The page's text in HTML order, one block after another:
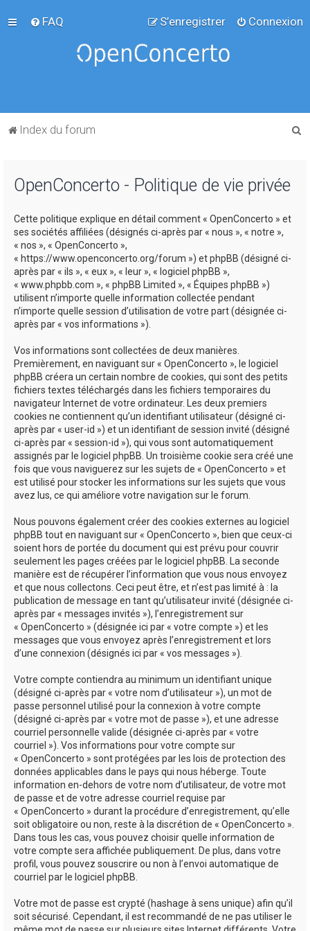
FAQ Connexion
S’enregistrer
Index du forum
OpenConcerto - Politique de vie privée
Cette politique explique en détail comment « OpenConcerto » et
ses sociétés affiliées (désignés ci-après par « nous », « notre »,
« nos », « OpenConcerto »,
« https://www.openconcerto.org/forum ») et phpBB (désigné ci-
après par « ils », « eux », « leur », « logiciel phpBB »,
« www.phpbb.com », « phpBB Limited », « Équipes phpBB »)
utilisent n’importe quelle information collectée pendant
n’importe quelle session d’utilisation de votre part (désignée ci-
après par « vos informations »).
Vos informations sont collectées de deux manières.
Premièrement, en naviguant sur « OpenConcerto », le logiciel
phpBB créera un certain nombre de cookies, qui sont des petits
fichiers textes téléchargés dans les fichiers temporaires du
navigateur Internet de votre ordinateur. Les deux premiers
cookies ne contiennent qu’un identifiant utilisateur (désigné ci-
après par « user-id ») et un identifiant de session invité (désigné
ci-après par « session-id »), qui vous sont automatiquement
assignés par le logiciel phpBB. Un troisième cookie sera créé une
fois que vous naviguerez sur les sujets de « OpenConcerto » et
est utilisé pour stocker les informations sur les sujets que vous
avez lus, ce qui améliore votre navigation sur le forum.
Nous pouvons également créer des cookies externes au logiciel
phpBB tout en naviguant sur « OpenConcerto », bien que ceux-ci
soient hors de portée du document qui est prévu pour couvrir
seulement les pages créées par le logiciel phpBB. La seconde
manière est de récupérer l’information que vous nous envoyez
et que nous collectons. Ceci peut être, et n’est pas limité à : la
publication de message en tant qu’utilisateur invité (désignée ci-
après par « messages invités »), l’enregistrement sur
« OpenConcerto » (désignée ici par « votre compte ») et les
messages que vous envoyez après l’enregistrement et lors
d’une connexion (désignés ici par « vos messages »).
Votre compte contiendra au minimum un identifiant unique
(désigné ci-après par « votre nom d’utilisateur »), un mot de
passe personnel utilisé pour la connexion à votre compte
(désigné ci-après par « votre mot de passe »), et une adresse
courriel personnelle valide (désignée ci-après par « votre
courriel »). Vos informations pour votre compte sur
« OpenConcerto » sont protégées par les lois de protection des
données applicables dans le pays qui nous héberge. Toute
information en-dehors de votre nom d’utilisateur, de votre mot
de passe et de votre adresse courriel requise par
« OpenConcerto » durant la procédure d’enregistrement, qu’elle
soit obligatoire ou non, reste à la discrétion de « OpenConcerto ».
Dans tous les cas, vous pouvez choisir quelle information de
votre compte sera affichée publiquement. De plus, dans votre
profil, vous pouvez souscrire ou non à l’envoi automatique de
courriel par le logiciel phpBB.
Votre mot de passe est crypté (hashage à sens unique) afin qu’il
soit sécurisé. Cependant, il est recommandé de ne pas utiliser le